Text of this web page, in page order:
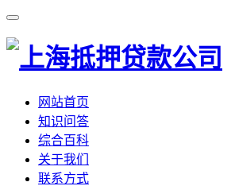
网站首页
知识问答
综合百科
关于我们
联系方式